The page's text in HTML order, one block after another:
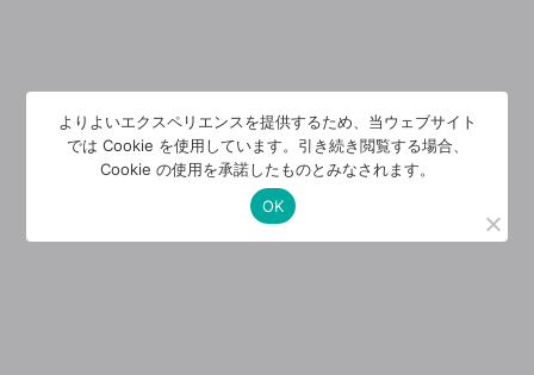
よりよいエクスペリエンスを提供するため、当ウェブサイト
では Cookie を使用しています。引き続き閲覧する場合、
Cookie の使用を承諾したものとみなされます。
OK